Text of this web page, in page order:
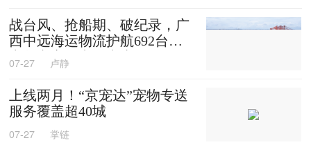
战台风、抢船期、破纪录，广
西中远海运物流护航692台国
产整车高效出口中东
07-27 卢静
上线两月！“京宠达”宠物专送
服务覆盖超40城
07-27 掌链